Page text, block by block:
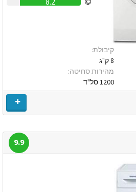
קיבולת:
8 ק"ג
מהירות סחיטה:
1200 סל"ד
9.9